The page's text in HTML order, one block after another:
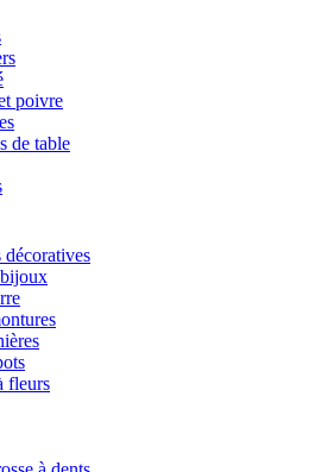
poivre
de table
décoratives
fleurs